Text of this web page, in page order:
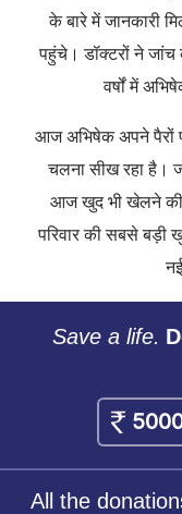
के बारे में जानकारी
पहुंचे। डॉक्टरों ने जांच
वर्षों में
आज अभिषेक अपने पैरों
चलना सीख रहा है।
आज खुद भी खेलने की
परिवार की सबसे
Save a life.
All the